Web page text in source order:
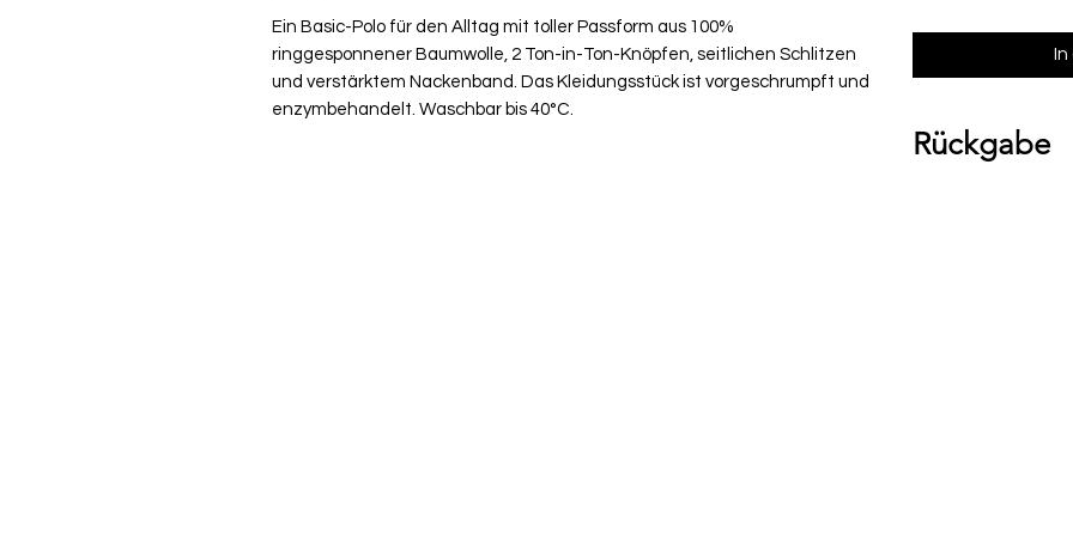
Ein Basic-Polo für den Alltag mit toller Passform aus 100%
ringgesponnener Baumwolle, 2 Ton-in-Ton-Knöpfen, seitlichen Schlitzen
und verstärktem Nackenband. Das Kleidungsstück ist vorgeschrumpft und
enzymbehandelt. Waschbar bis 40°C.
Rückgabe